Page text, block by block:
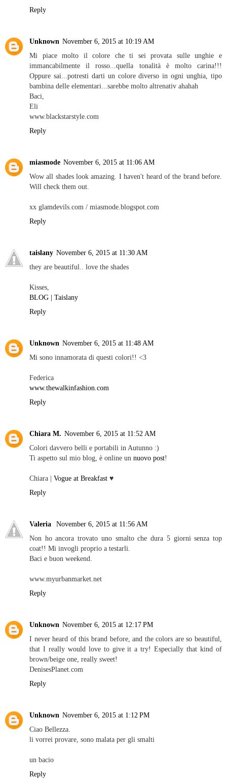
Reply
Unknown November 6, 2015 at 10:19 AM
Mi piace molto il colore che ti sei provata sulle unghie e
immancabilmente il rosso...quella tonalità è molto carina!!!
Oppure sai...potresti darti un colore diverso in ogni unghia, tipo
bambina delle elementari...sarebbe molto altrenativ ahahah
Baci,
Eli
www.blackstarstyle.com
Reply
miasmode November 6, 2015 at 11:06 AM
Wow all shades look amazing. I haven't heard of the brand before.
Will check them out.
xx glamdevils.com / miasmode.blogspot.com
Reply
taislany November 6, 2015 at 11:30 AM
they are beautiful.. love the shades
Kisses,
BLOG | Taislany
Reply
Unknown November 6, 2015 at 11:48 AM
Mi sono innamorata di questi colori!! <3
Federica
www.thewalkinfashion.com
Reply
Chiara M. November 6, 2015 at 11:52 AM
Colori davvero belli e portabili in Autunno :)
Ti aspetto sul mio blog, è online un nuovo post!
Chiara | Vogue at Breakfast ♥
Reply
Valeria
November 6, 2015 at 11:56 AM
Non ho ancora trovato uno smalto che dura 5 giorni senza top
coat!! Mi invogli proprio a testarli.
Baci e buon weekend.
www.myurbanmarket.net
Reply
Unknown November 6, 2015 at 12:17 PM
I never heard of this brand before, and the colors are so beautiful,
that I really would love to give it a try! Especially that kind of
brown/beige one, really sweet!
DenisesPlanet.com
Reply
Unknown November 6, 2015 at 1:12 PM
Ciao Bellezza.
li vorrei provare, sono malata per gli smalti
un bacio
Reply